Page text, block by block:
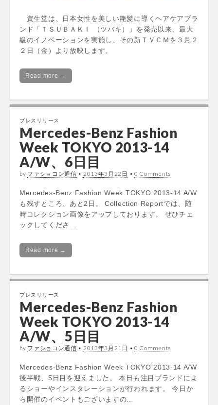
資生堂は、日本女性を美しい艶髪に導くヘアケアブラ
ンド「ＴＳＵＢＡＫＩ （ツバキ）」を発売以来、最大
級のイノベーションを実施し、その新ＴＶＣＭを３月２
２日（金）より放映します。
Read more →
プレスリリース
Mercedes-Benz Fashion
Week TOKYO 2013-14
A/W、6日目
by ファショコン通信 • 2013年3月22日 • 0 Comments
Mercedes-Benz Fashion Week TOKYO 2013-14 A/W
も残すところ、あと2日。 Collection Reportでは、随
時コレクション画像をアップしております。 ぜひチェ
ックしてくださ…
Read more →
プレスリリース
Mercedes-Benz Fashion
Week TOKYO 2013-14
A/W、5日目
by ファショコン通信 • 2013年3月21日 • 0 Comments
Mercedes-Benz Fashion Week TOKYO 2013-14 A/W
後半戦、5日目を迎えました。 本日も注目ブランドによ
るショーやインスタレーションが行われます。 今日か
ら開催のイベントもございますの…